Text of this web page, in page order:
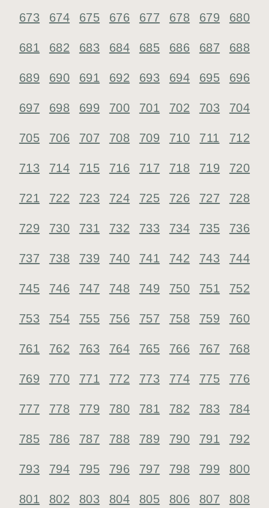
673 674 675 676 677 678 679 680
681 682 683 684 685 686 687 688
689 690 691 692 693 694 695 696
697 698 699 700 701 702 703 704
705 706 707 708 709 710 711 712
713 714 715 716 717 718 719 720
721 722 723 724 725 726 727 728
729 730 731 732 733 734 735 736
737 738 739 740 741 742 743 744
745 746 747 748 749 750 751 752
753 754 755 756 757 758 759 760
761 762 763 764 765 766 767 768
769 770 771 772 773 774 775 776
777 778 779 780 781 782 783 784
785 786 787 788 789 790 791 792
793 794 795 796 797 798 799 800
801 802 803 804 805 806 807 808